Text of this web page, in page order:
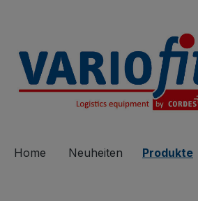
Home Neuheiten Produkte